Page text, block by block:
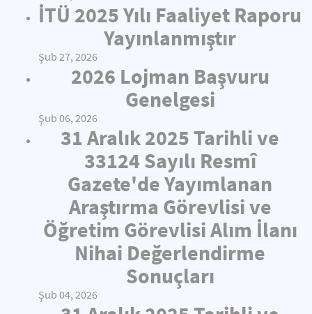
İTÜ 2025 Yılı Faaliyet Raporu
Yayınlanmıştır
Şub 27, 2026
2026 Lojman Başvuru
Genelgesi
Şub 06, 2026
31 Aralık 2025 Tarihli ve
33124 Sayılı Resmî
Gazete'de Yayımlanan
Araştırma Görevlisi ve
Öğretim Görevlisi Alım İlanı
Nihai Değerlendirme
Sonuçları
Şub 04, 2026